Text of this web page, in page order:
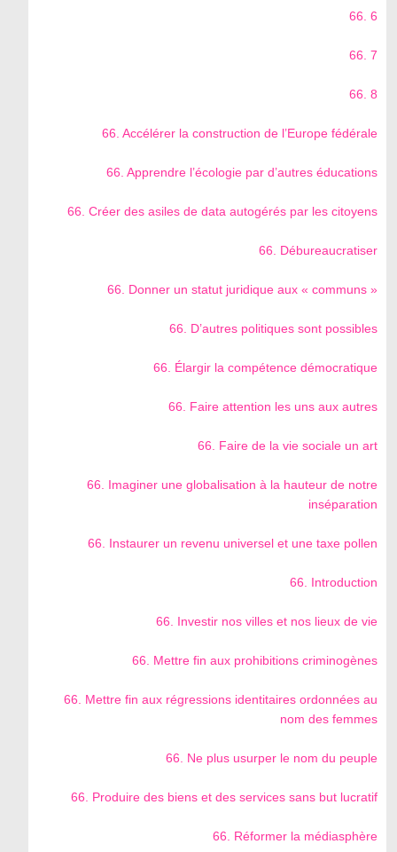
66. 6
66. 7
66. 8
66. Accélérer la construction de l’Europe fédérale
66. Apprendre l’écologie par d’autres éducations
66. Créer des asiles de data autogérés par les citoyens
66. Débureaucratiser
66. Donner un statut juridique aux « communs »
66. D’autres politiques sont possibles
66. Élargir la compétence démocratique
66. Faire attention les uns aux autres
66. Faire de la vie sociale un art
66. Imaginer une globalisation à la hauteur de notre
inséparation
66. Instaurer un revenu universel et une taxe pollen
66. Introduction
66. Investir nos villes et nos lieux de vie
66. Mettre fin aux prohibitions criminogènes
66. Mettre fin aux régressions identitaires ordonnées au
nom des femmes
66. Ne plus usurper le nom du peuple
66. Produire des biens et des services sans but lucratif
66. Réformer la médiasphère